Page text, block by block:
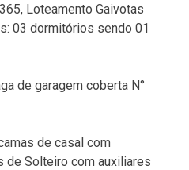
Loteamento Gaivotas
03 dormitórios sendo 01
de garagem coberta N°
de casal com
de Solteiro com auxiliares